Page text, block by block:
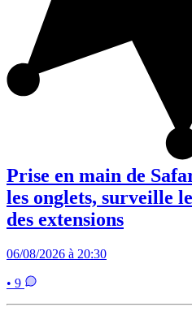
Prise en main de
les onglets, surveille
des extensions
06/08/2026 à 20:30
• 9